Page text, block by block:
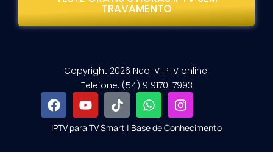
TRAVAMENTO
Copyright 2026 NeoTV IPTV online.
Telefone: (54) 9 9170-7993
IPTV para TV Smart | Base de Conhecimento